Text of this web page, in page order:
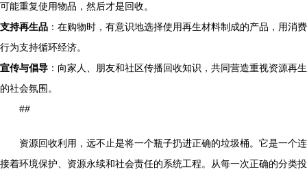
可能重复使用物品，然后才是回收。
支持再生品 ：在购物时，有意识地选择使用再生材料制成的产品，用消费
行为支持循环经济。
宣传与倡导 ：向家人、朋友和社区传播回收知识，共同营造重视资源再生
的社会氛围。
##
资源回收利用，远不止是将一个瓶子扔进正确的垃圾桶。它是一个连
接着环境保护、资源永续和社会责任的系统工程。从每一次正确的分类投